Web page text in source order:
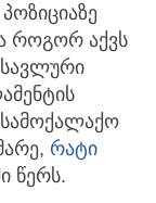
როგორ აქვს
რატი
წერს.